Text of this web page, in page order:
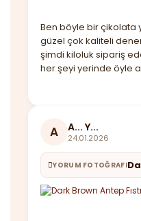
Ben böyle bir çikolata
güzel çok kaliteli
şimdi kiloluk sipariş
her şeyi yerinde öyle
beğendim almayı
A A... Y...
24.01.2026
YORUM FOTOĞRAFI